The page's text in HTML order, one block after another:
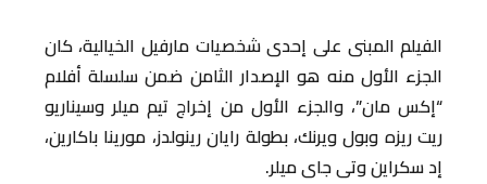
الفيلم المبنى على إحدى شخصيات مارفيل الخيالية، كان
الجزء الأول منه هو الإصدار الثامن ضمن سلسلة أفلام
“إكس مان”، والجزء الأول من إخراج تيم ميلر وسيناريو
ريت ريزه وبول ويرنك، بطولة رايان رينولدز، مورينا باكارين،
إد سكراين وتى جاى ميلر.